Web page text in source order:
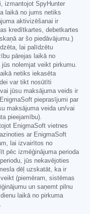
izmantojot SpyHunter
laikā no jums netiks
aktivizēšanai ir
kredītkartes, debetkartes
ar šo piedāvājumu.)
lai palīdzētu
pārejas laikā no
nolemjat veikt pirkumu.
netiks iekasēta
var tikt nosūtīti
jūsu maksājuma veids ir
pieprasījumi par
maksājuma veida un/vai
pieejamību).
EnigmaSoft vietnes
ar EnigmaSoft
lai izvairītos no
pēc izmēģinājuma perioda
jūs nekavējoties
dēļ uzskatāt, ka ir
(piemēram, sistēmas
un saņemt pilnu
laikā no pirkuma
.